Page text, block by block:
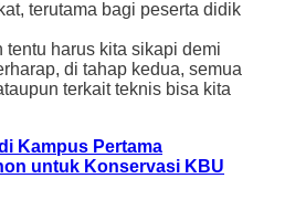
terutama bagi peserta didik
tentu harus kita sikapi demi
di tahap kedua, semua
terkait teknis bisa kita
Kampus Pertama
untuk Konservasi KBU